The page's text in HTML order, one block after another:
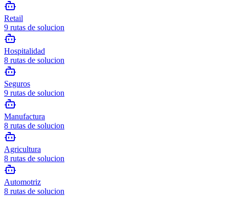
Retail
9 rutas de solucion
Hospitalidad
8 rutas de solucion
Seguros
9 rutas de solucion
Manufactura
8 rutas de solucion
Agricultura
8 rutas de solucion
Automotriz
8 rutas de solucion